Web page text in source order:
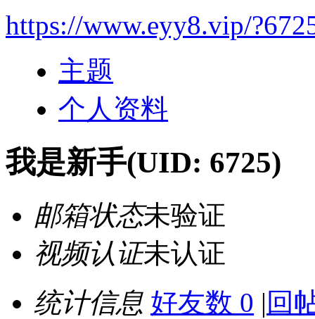
https://www.eyy8.vip/
主题
个人资料
我是新手(UID: 6725)
邮箱状态未验证
视频认证未认证
统计信息 好友数 0 | 回